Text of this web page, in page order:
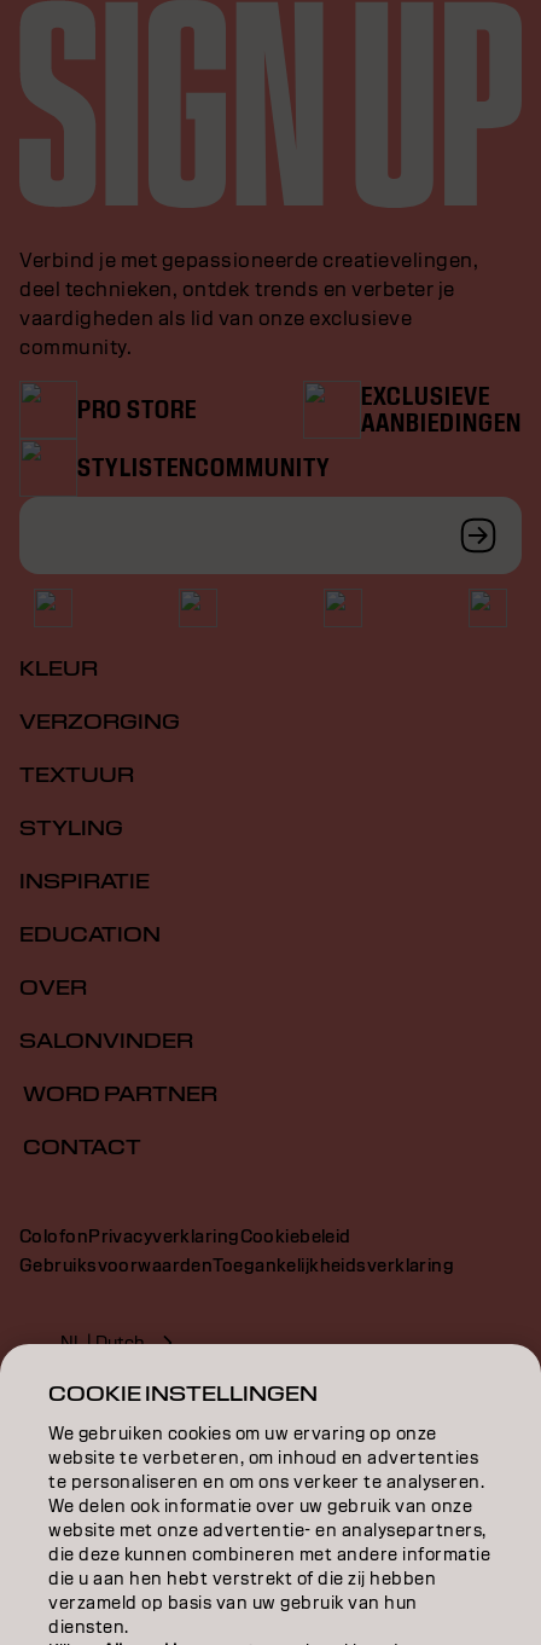
Verbind je met gepassioneerde creatievelingen,
deel technieken, ontdek trends en verbeter je
vaardigheden als lid van onze exclusieve
community.
PRO STORE
EXCLUSIEVE
AANBIEDINGEN
STYLISTENCOMMUNITY
KLEUR
VERZORGING
TEXTUUR
STYLING
INSPIRATIE
EDUCATION
OVER
SALONVINDER
WORD PARTNER
CONTACT
ColofonPrivacyverklaringCookiebeleid
GebruiksvoorwaardenToegankelijkheidsverklaring
NL | Dutch
Goldwell is part of
Select
your
Africa
COOKIE INSTELLINGEN
We gebruiken cookies om uw ervaring op onze
website te verbeteren, om inhoud en advertenties
te personaliseren en om ons verkeer te analyseren.
We delen ook informatie over uw gebruik van onze
website met onze advertentie- en analysepartners,
die deze kunnen combineren met andere informatie
die u aan hen hebt verstrekt of die zij hebben
verzameld op basis van uw gebruik van hun
diensten.